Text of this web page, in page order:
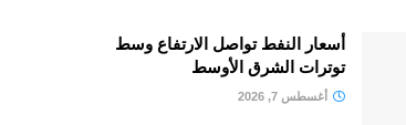
أسعار النفط تواصل الارتفاع وسط
توترات الشرق الأوسط
أغسطس 7, 2026